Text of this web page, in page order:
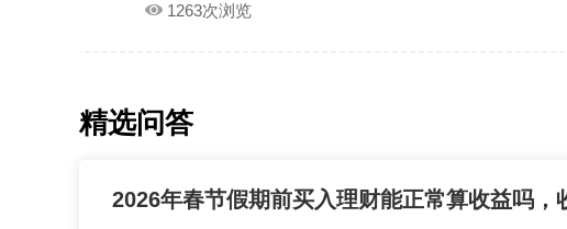
1263次浏览
精选问答
2026年春节假期前买入理财能正常算收益吗，